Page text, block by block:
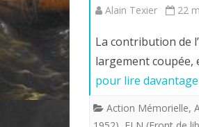
Alain Texier 22
La contribution de
largement coupée,
pour lire davantage
Action Mémorielle,